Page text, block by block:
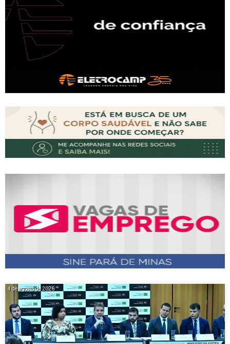
4 de agosto de 2026